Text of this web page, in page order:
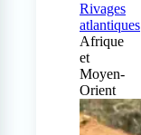
Rivages
atlantiques
Afrique
et
Moyen-
Orient